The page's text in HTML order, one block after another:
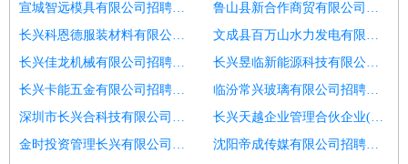
宣城智远模具有限公司招聘服务员
鲁山县新合作商贸有限公司招聘服务员
长兴科恩德服装材料有限公司招聘服务员
文成县百万山水力发电有限公司招聘服务员
长兴佳龙机械有限公司招聘诚聘服务员2K
长兴昱临新能源科技有限公司招聘免税店服务员
长兴卡能五金有限公司招聘南通支云足球俱乐部
临汾常兴玻璃有限公司招聘辽源烧烤店服务员
深圳市长兴合科技有限公司招聘日结直聘酒水促销员服务员包吃住
长兴天越企业管理合伙企业(有限合伙)招聘服务员
金时投资管理长兴有限公司招聘烟台市招聘服务员6
沈阳帝成传媒有限公司招聘服务员